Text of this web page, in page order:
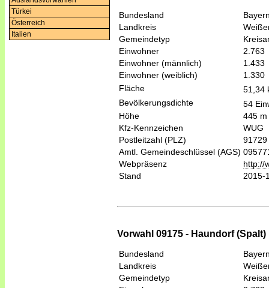
Türkei
Österreich
Italien
Bundesland
Landkreis
Gemeindetyp
Einwohner
2.763
Einwohner (männlich)
1.433
Einwohner (weiblich)
1.330
Fläche
51,34
Bevölkerungsdichte
54
Höhe
445 m
Kfz-Kennzeichen
WUG
Postleitzahl (PLZ)
91729
Amtl. Gemeindeschlüssel (AGS)
Webpräsenz
http://
Stand
2015-
Vorwahl 09175 - Haundorf (Spalt)
Bundesland
Landkreis
Gemeindetyp